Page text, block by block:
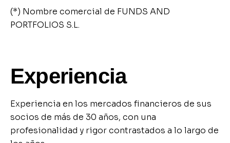
(*) Nombre comercial de FUNDS AND
PORTFOLIOS S.L.
Experiencia
Experiencia en los mercados financieros de sus
socios de más de 30 años, con una
profesionalidad y rigor contrastados a lo largo de